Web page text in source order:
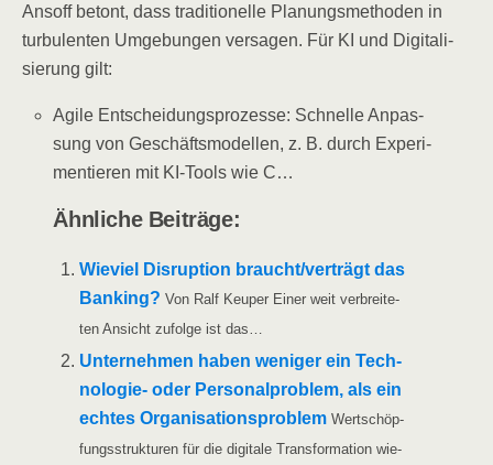
Ansoff betont, dass tra­di­tio­nel­le Pla­nungs­me­tho­den in
tur­bu­len­ten Umge­bun­gen ver­sa­gen. Für KI und Digi­ta­li­
sie­rung gilt:
Agi­le Ent­schei­dungs­pro­zes­se: Schnel­le Anpas­
sung von Geschäfts­mo­del­len, z. B. durch Expe­ri­
men­tie­ren mit KI-Tools wie C…
Ähn­li­che Beiträge:
Wie­viel Dis­rup­ti­on braucht/​​verträgt das
Ban­king? Von Ralf Keu­per Einer weit ver­brei­te­
ten Ansicht zufol­ge ist das…
Unter­neh­men haben weni­ger ein Tech­­
no­­lo­­gie- oder Per­so­nal­pro­blem, als ein
ech­tes Orga­ni­sa­ti­ons­pro­blem Wert­schöp­
fungs­struk­tu­ren für die digi­ta­le Trans­for­ma­ti­on wie­